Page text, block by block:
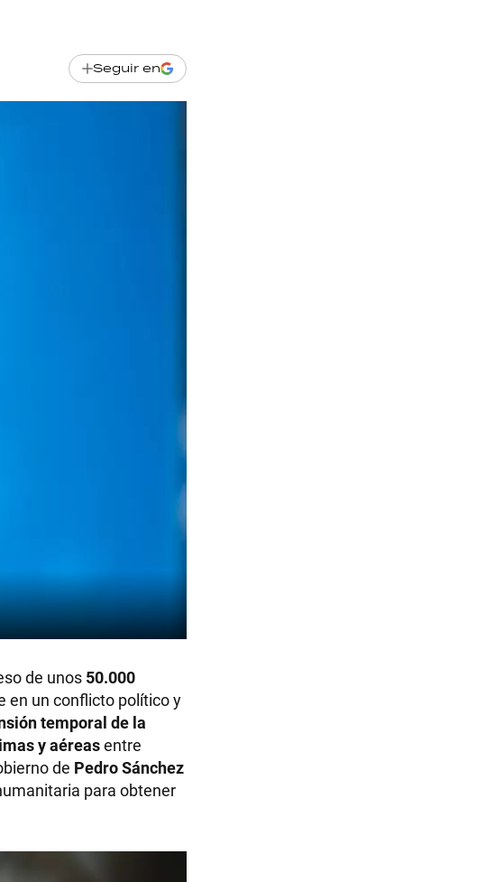
Seguir en
de unos 50.000
en un conflicto político y
temporal de la
y aéreasentre
de Pedro Sánchez
para obtener